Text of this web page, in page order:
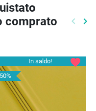
comprato
keyboard_arrow_left keyboard_arrow_right
In saldo!
favorite